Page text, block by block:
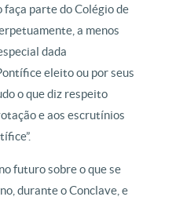
faça parte do Colégio de
a menos
dada
eleito ou por seus
o que diz respeito
e aos escrutínios
futuro sobre o que se
durante o Conclave, e